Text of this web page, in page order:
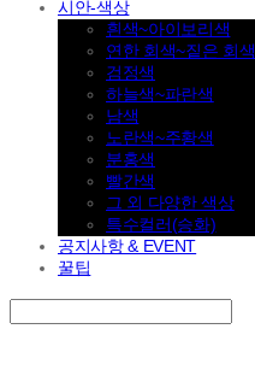
시안-색상
흰색~아이보리색
연한 회색~짙은 회색
검정색
하늘색~파란색
남색
노란색~주황색
분홍색
빨간색
그 외 다양한 색상
특수컬러(승화)
공지사항 & EVENT
꿀팁